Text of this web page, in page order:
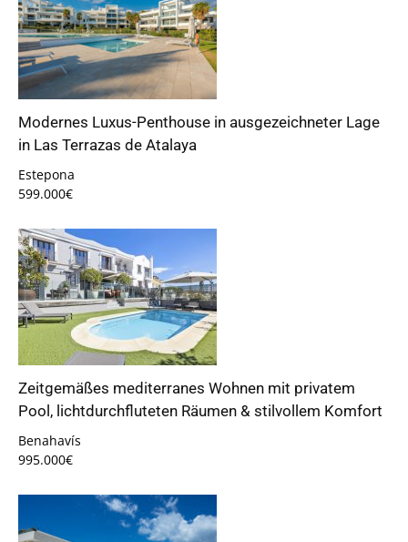
Modernes Luxus-Penthouse in ausgezeichneter Lage
in Las Terrazas de Atalaya
Estepona
599.000€
Zeitgemäßes mediterranes Wohnen mit privatem
Pool, lichtdurchfluteten Räumen & stilvollem Komfort
Benahavís
995.000€